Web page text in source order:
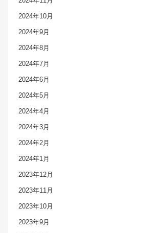
2024年10月
2024年9月
2024年8月
2024年7月
2024年6月
2024年5月
2024年4月
2024年3月
2024年2月
2024年1月
2023年12月
2023年11月
2023年10月
2023年9月